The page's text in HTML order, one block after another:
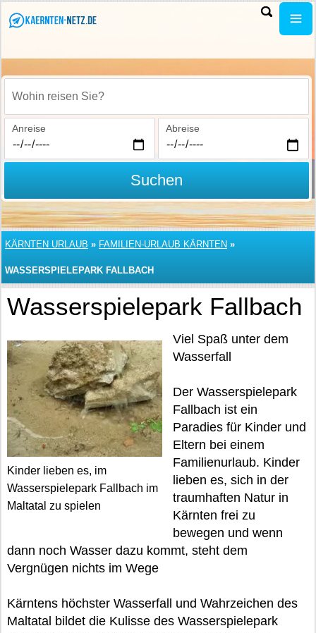
Wohin reisen Sie?
Anreise Abreise
Suchen
KÄRNTEN URLAUB » FAMILIEN-URLAUB KÄRNTEN »
WASSERSPIELEPARK FALLBACH
Wasserspielepark Fallbach
Kinder lieben es, im
Wasserspielepark Fallbach im
Maltatal zu spielen
Viel Spaß unter dem
Wasserfall
Der Wasserspielepark
Fallbach ist ein
Paradies für Kinder und
Eltern bei einem
Familienurlaub. Kinder
lieben es, sich in der
traumhaften Natur in
Kärnten frei zu
bewegen und wenn
dann noch Wasser dazu kommt, steht dem
Vergnügen nichts im Wege
Kärntens höchster Wasserfall und Wahrzeichen des
Maltatal bildet die Kulisse des Wasserspielepark